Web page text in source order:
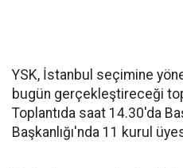
YSK, İstanbul seçimine
bugün gerçekleştireceği
Toplantıda saat 14.30'da
Başkanlığı'nda 11 kurul